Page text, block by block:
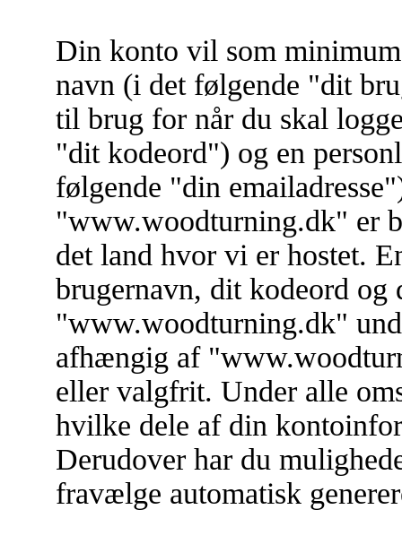
Din konto vil som
navn (i det følgende "dit
til brug for når du skal
"dit kodeord") og en
følgende "din
"www.woodturning.dk" er
det land hvor vi er hostet.
brugernavn, dit kodeord og
"www.woodturning.dk"
afhængig af
eller valgfrit. Under alle
hvilke dele af din
Derudover har du
fravælge automatisk